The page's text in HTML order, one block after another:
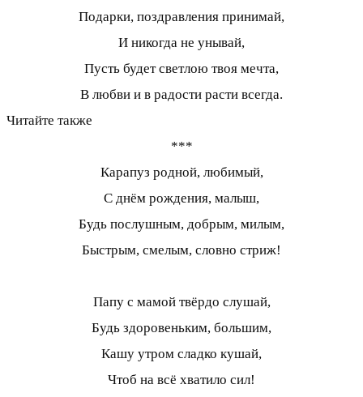
Подарки, поздравления принимай,
И никогда не унывай,
Пусть будет светлою твоя мечта,
В любви и в радости расти всегда.
Читайте также
***
Карапуз родной, любимый,
С днём рождения, малыш,
Будь послушным, добрым, милым,
Быстрым, смелым, словно стриж!
Папу с мамой твёрдо слушай,
Будь здоровеньким, большим,
Кашу утром сладко кушай,
Чтоб на всё хватило сил!